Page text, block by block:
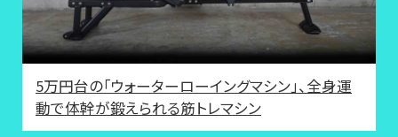
5万円台の「ウォーターローイングマシン」、全身運
動で体幹が鍛えられる筋トレマシン